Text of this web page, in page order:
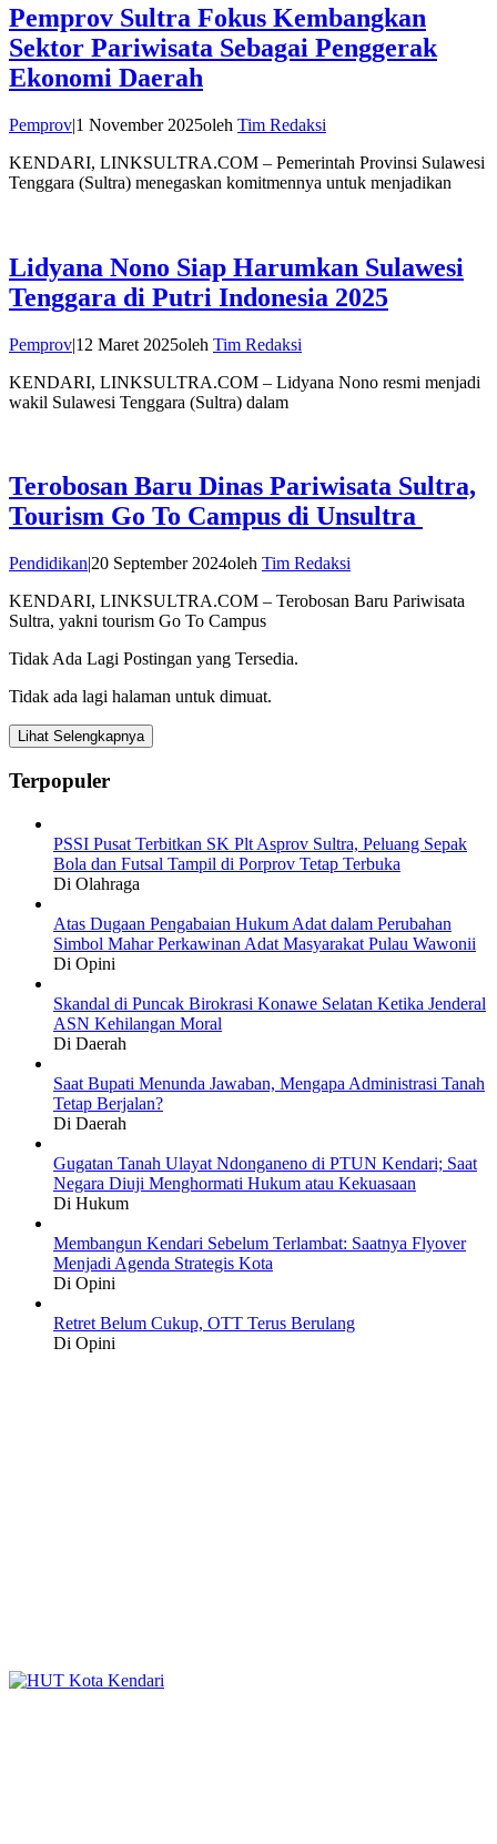
Pemprov Sultra Fokus Kembangkan
Sektor Pariwisata Sebagai Penggerak
Ekonomi Daerah
Pemprov|1 November 2025oleh Tim Redaksi
KENDARI, LINKSULTRA.COM – Pemerintah Provinsi Sulawesi
Tenggara (Sultra) menegaskan komitmennya untuk menjadikan
Lidyana Nono Siap Harumkan Sulawesi
Tenggara di Putri Indonesia 2025
Pemprov|12 Maret 2025oleh Tim Redaksi
KENDARI, LINKSULTRA.COM – Lidyana Nono resmi menjadi
wakil Sulawesi Tenggara (Sultra) dalam
Terobosan Baru Dinas Pariwisata Sultra,
Tourism Go To Campus di Unsultra
Pendidikan|20 September 2024oleh Tim Redaksi
KENDARI, LINKSULTRA.COM – Terobosan Baru Pariwisata
Sultra, yakni tourism Go To Campus
Tidak Ada Lagi Postingan yang Tersedia.
Tidak ada lagi halaman untuk dimuat.
Lihat Selengkapnya
Terpopuler
PSSI Pusat Terbitkan SK Plt Asprov Sultra, Peluang Sepak
Bola dan Futsal Tampil di Porprov Tetap Terbuka
Di Olahraga
Atas Dugaan Pengabaian Hukum Adat dalam Perubahan
Simbol Mahar Perkawinan Adat Masyarakat Pulau Wawonii
Di Opini
Skandal di Puncak Birokrasi Konawe Selatan Ketika Jenderal
ASN Kehilangan Moral
Di Daerah
Saat Bupati Menunda Jawaban, Mengapa Administrasi Tanah
Tetap Berjalan?
Di Daerah
Gugatan Tanah Ulayat Ndonganeno di PTUN Kendari; Saat
Negara Diuji Menghormati Hukum atau Kekuasaan
Di Hukum
Membangun Kendari Sebelum Terlambat: Saatnya Flyover
Menjadi Agenda Strategis Kota
Di Opini
Retret Belum Cukup, OTT Terus Berulang
Di Opini